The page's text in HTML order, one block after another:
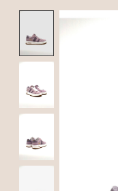
Product